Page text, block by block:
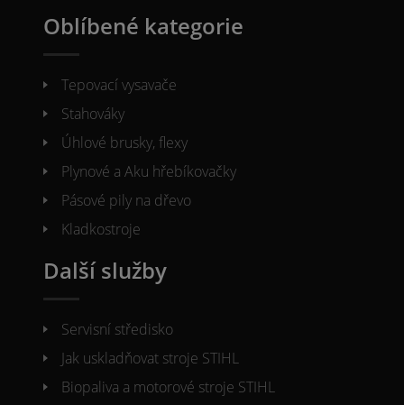
Oblíbené kategorie
Tepovací vysavače
Stahováky
Úhlové brusky, flexy
Plynové a Aku hřebíkovačky
Pásové pily na dřevo
Kladkostroje
Další služby
Servisní středisko
Jak uskladňovat stroje STIHL
Biopaliva a motorové stroje STIHL